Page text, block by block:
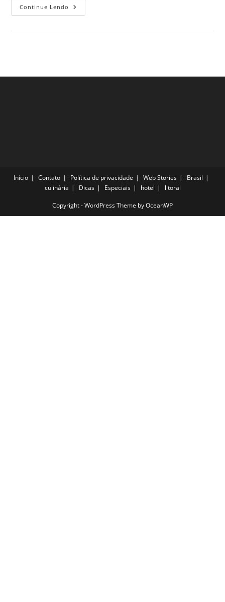
Continue Lendo Hospedagens
Em
Viagem
Início Contato Política de privacidade Web Stories
Brasil
culinária
Dicas Especiais hotel litoral
Copyright - WordPress Theme by OceanWP